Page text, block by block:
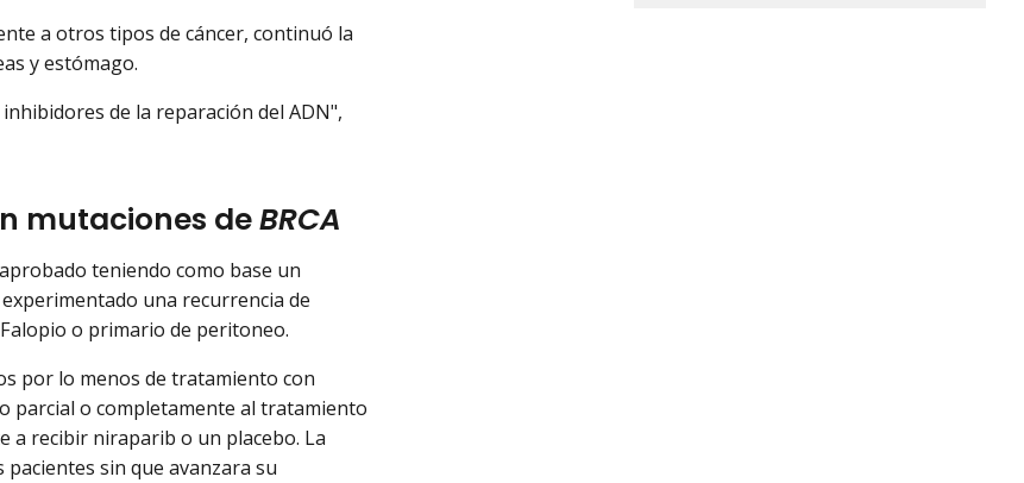
a otros tipos de cáncer, continuó la
y estómago.
inhibidores de la reparación del ADN",
mutaciones deBRCA
teniendo como base un
una recurrencia de
o primario de peritoneo.
por lo menos de tratamiento con
parcial o completamente al tratamiento
a recibir niraparib o un placebo. La
sin que avanzara su